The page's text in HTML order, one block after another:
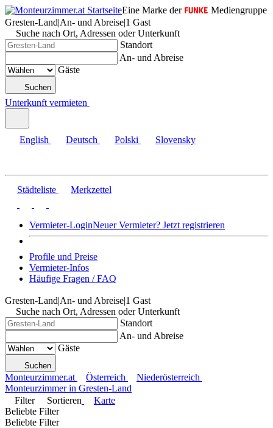
Eine Marke der
Mediengruppe
Gresten-Land|An- und Abreise|1 Gast
Suche nach Ort, Adressen oder Unterkunft
Standort
An- und Abreise
Gäste
Suchen
Unterkunft vermieten
English Deutsch Polski Slovensky
Städteliste Merkzettel
Vermieter-LoginNeuer Vermieter? Jetzt registrieren
Profile und Preise
Vermieter-Infos
Häufige Fragen / FAQ
Gresten-Land|An- und Abreise|1 Gast
Suche nach Ort, Adressen oder Unterkunft
Standort
An- und Abreise
Gäste
Suchen
Monteurzimmer.at Österreich
Niederösterreich
Monteurzimmer in Gresten-Land
Filter
Sortieren
Karte
Beliebte Filter
Beliebte Filter